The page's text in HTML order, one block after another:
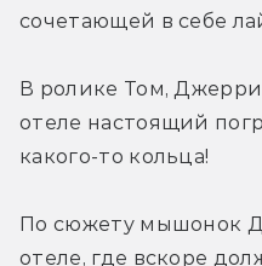
сочетающей в себе
В ролике Том,
отеле настоящий
какого-то кольца!
По сюжету мышонок
отеле, где вскоре